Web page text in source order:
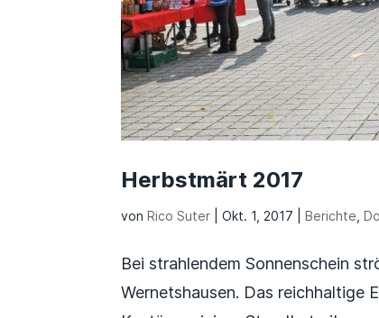
Herbstmärt 2017
vonRico Suter |Okt. 1, 2017 |Berichte ,
Bei strahlendem Sonnenschein
Wernetshausen. Das reichhaltige